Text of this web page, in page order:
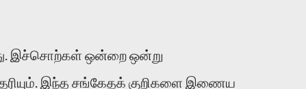
இச்சொற்கள் ஒன்றை ஒன்று
இந்த சங்கேதக் குறிகளை இணைய